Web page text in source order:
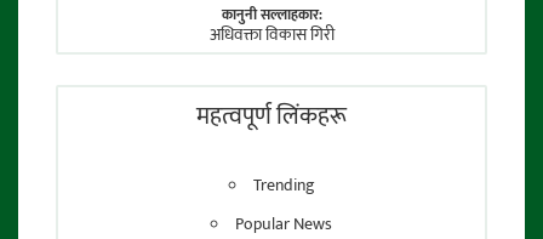
कानुनी सल्लाहकार:
अधिवक्ता विकास गिरी
तेजेन्द्र श्रेष्ठ
महत्वपूर्ण लिंकहरू
Trending
Popular News